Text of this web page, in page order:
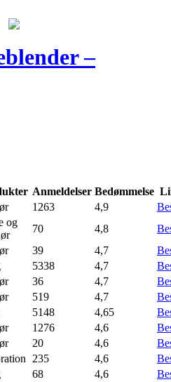
–
Anmeldelser Bedømmelse
1263 4,9
og
70 4,8
39 4,7
5338 4,7
36 4,7
519 4,7
5148 4,65
1276 4,6
20 4,6
235 4,6
68 4,6